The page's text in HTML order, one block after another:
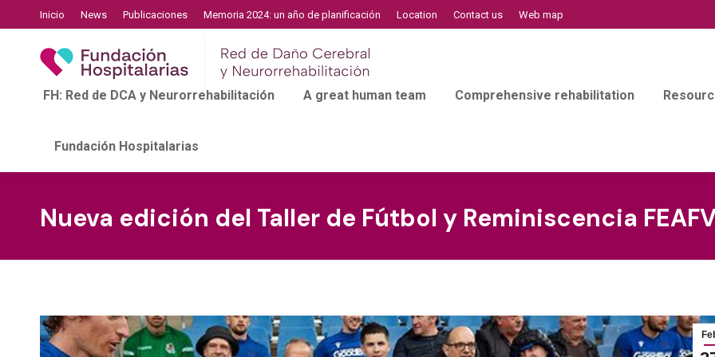
Inicio News Publicaciones Memoria 2024: un año de planificación Location Contact us Web map
FH: Red de DCA y Neurorrehabilitación A great human team Comprehensive rehabilitation
Fundación Hospitalarias
Nueva edición del Taller de Fútbol y Reminiscencia